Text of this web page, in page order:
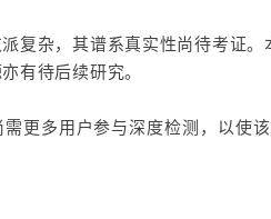
复杂，其谱系真实性尚待考证
有待后续研究。
更多用户参与深度检测，以使